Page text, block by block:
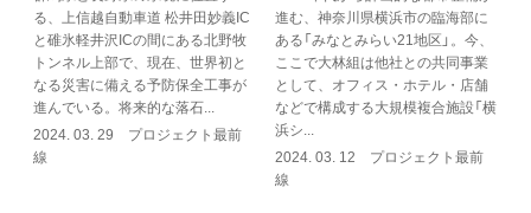
る、上信越自動車道 松井田妙義IC
と碓氷軽井沢ICの間にある北野牧
トンネル上部で、現在、世界初と
なる災害に備える予防保全工事が
進んでいる。将来的な落石...
2024. 03. 29 プロジェクト最前
線
進む、神奈川県横浜市の臨海部に
ある「みなとみらい21地区」。今、
ここで大林組は他社との共同事業
として、オフィス・ホテル・店舗
などで構成する大規模複合施設「横
浜シ...
2024. 03. 12 プロジェクト最前
線